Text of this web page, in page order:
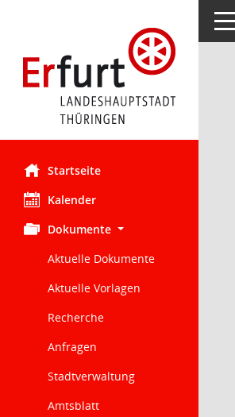
Startseite
Kalender
Dokumente
Aktuelle Dokumente
Aktuelle Vorlagen
Recherche
Anfragen
Stadtverwaltung
Amtsblatt